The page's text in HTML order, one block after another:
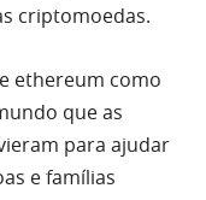
criptomoedas.
ethereum como
que as
para ajudar
e famílias